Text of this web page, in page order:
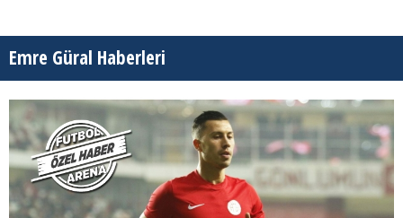
Emre Güral Haberleri